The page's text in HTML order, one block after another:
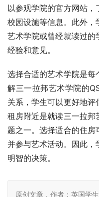
以参观学院的官方网站
校园设施等信息。此外，
艺术学院或曾经就读过的
经验和意见。
选择合适的艺术学院是每
解三一拉邦艺术学院的
关系，学生可以更好地评
租房附近是就读三一拉邦
题之一。选择适合的住
并参与艺术活动。因此，
明智的决策。
原创文章，作者：英国学